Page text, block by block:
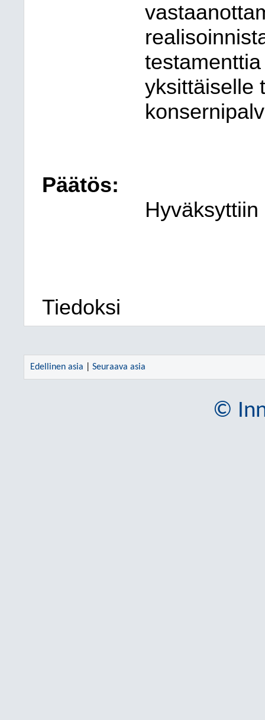
yksittäiselle
Päätös:
Tiedoksi
Edellinen asia Seuraava asia
©